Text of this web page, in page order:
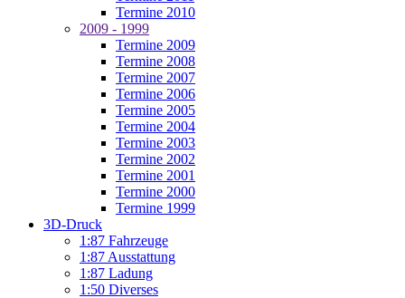
Termine 2010
2009 - 1999
Termine 2009
Termine 2008
Termine 2007
Termine 2006
Termine 2005
Termine 2004
Termine 2003
Termine 2002
Termine 2001
Termine 2000
Termine 1999
3D-Druck
1:87 Fahrzeuge
1:87 Ausstattung
1:87 Ladung
1:50 Diverses